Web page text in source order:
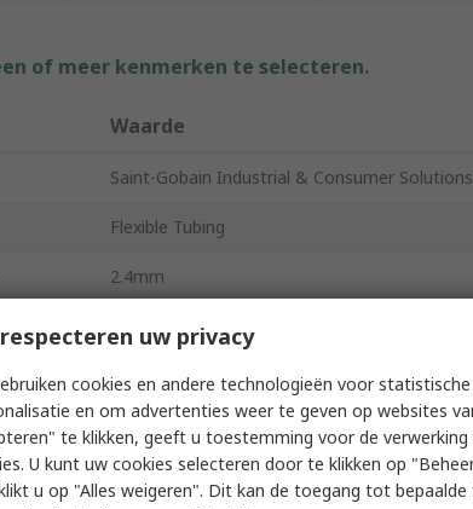
of meer kenmerken te selecteren.
Waarde
Saint-Gobain Industrial & Consumer Solutions
Flexible Tubing
2.4mm
Tygon® B-44-3
Polyvinyl Chloride
3 bar
uw privacy
cookies en andere technologieën voor statistische
en om advertenties weer te geven op websites
te klikken, geeft u toestemming voor de verwerking
U kunt uw cookies selecteren door te klikken op
u op "Alles weigeren". Dit kan de toegang tot bepaalde